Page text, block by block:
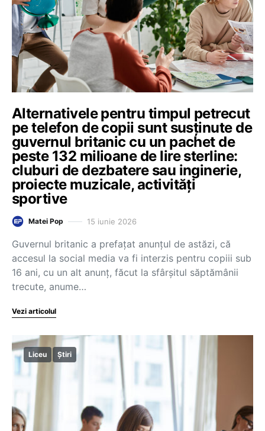
Alternativele pentru timpul petrecut
pe telefon de copii sunt susținute de
guvernul britanic cu un pachet de
peste 132 milioane de lire sterline:
cluburi de dezbatere sau inginerie,
proiecte muzicale, activități
sportive
Matei Pop 15 iunie 2026
Guvernul britanic a prefațat anunțul de astăzi, că
accesul la social media va fi interzis pentru copiii sub
16 ani, cu un alt anunț, făcut la sfârșitul săptămânii
trecute, anume…
Vezi articolul
Liceu Știri